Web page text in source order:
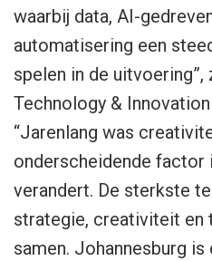
waarbij data, AI-
automatisering een
spelen in de
Technology &
“Jarenlang was
onderscheidende factor
verandert. De sterkste
strategie, creativiteit en
samen. Johannesburg